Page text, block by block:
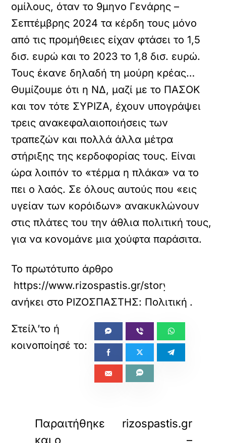
ομίλους, όταν το 9μηνο Γενάρης –
Σεπτέμβρης 2024 τα κέρδη τους μόνο
από τις προμήθειες είχαν φτάσει το 1,5
δισ. ευρώ και το 2023 το 1,8 δισ. ευρώ.
Τους έκανε δηλαδή τη μούρη κρέας…
Θυμίζουμε ότι η ΝΔ, μαζί με το ΠΑΣΟΚ
και τον τότε ΣΥΡΙΖΑ, έχουν υπογράψει
τρεις ανακεφαλαιοποιήσεις των
τραπεζών και πολλά άλλα μέτρα
στήριξης της κερδοφορίας τους. Είναι
ώρα λοιπόν το «τέρμα η πλάκα» να το
πει ο λαός. Σε όλους αυτούς που «εις
υγείαν των κορόιδων» ανακυκλώνουν
στις πλάτες του την άθλια πολιτική τους,
για να κονομάνε μια χούφτα παράσιτα.
Το πρωτότυπο άρθρο
https://www.rizospastis.gr/
ανήκει στο ΡΙΖΟΣΠΑΣΤΗΣ: Πολιτική .
Παραιτήθηκε
και ο
rizospastis.gr
–